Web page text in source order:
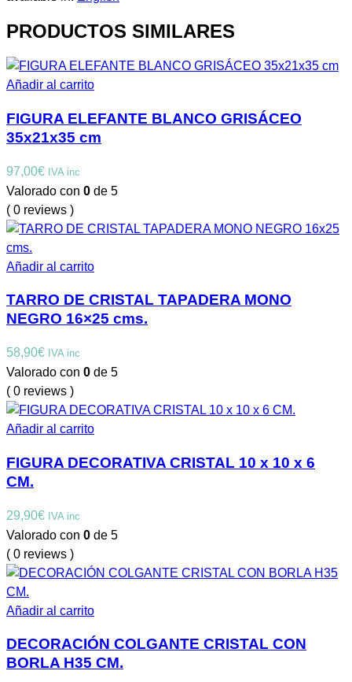
PRODUCTOS SIMILARES
Añadir al carrito
FIGURA ELEFANTE BLANCO GRISÁCEO
35x21x35 cm
97,00€ IVA inc
Valorado con 0 de 5
( 0 reviews )
Añadir al carrito
TARRO DE CRISTAL TAPADERA MONO
NEGRO 16×25 cms.
58,90€ IVA inc
Valorado con 0 de 5
( 0 reviews )
Añadir al carrito
FIGURA DECORATIVA CRISTAL 10 x 10 x 6
CM.
29,90€ IVA inc
Valorado con 0 de 5
( 0 reviews )
Añadir al carrito
DECORACIÓN COLGANTE CRISTAL CON
BORLA H35 CM.